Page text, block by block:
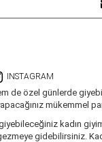
INSTAGRAM
özel günlerde
mükemmel
kadın
gidebilirsiniz.